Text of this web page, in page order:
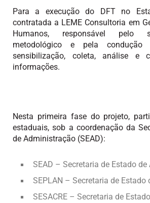
Para a execução do DFT no
contratada a LEME Consultoria em
Humanos, responsável pelo
metodológico e pela
sensibilização, coleta, análise e
informações.
Nesta primeira fase do projeto,
estaduais, sob a coordenação da
de Administração (SEAD):
SEAD – Secretaria de Estado
SEPLAN – Secretaria de Estado
SESACRE – Secretaria de